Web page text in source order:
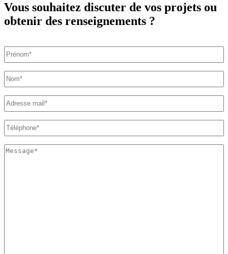
Vous souhaitez discuter de vos projets ou
obtenir des renseignements ?
Prénom *
Nom *
Adresse
mail*
Téléphone*
Message*